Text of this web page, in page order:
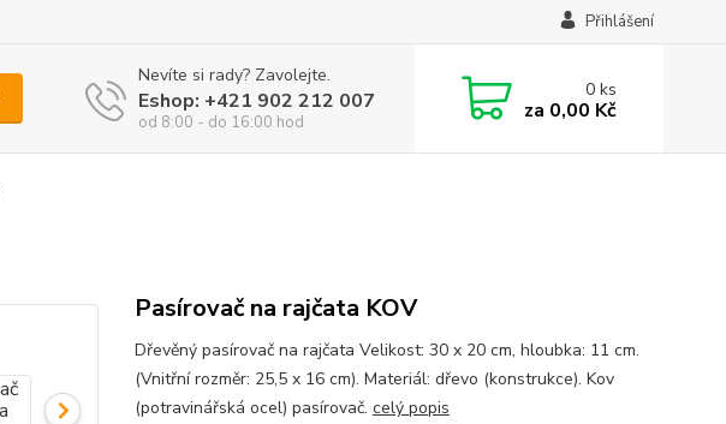
Přihlášení
Nevíte si rady? Zavolejte.
Eshop: +421 902 212 007
od 8:00 - do 16:00 hod
0ks
za 0,00 Kč
Pasírovač na rajčata KOV
Dřevěný pasírovač na rajčata Velikost: 30 x 20 cm, hloubka: 11 cm.
(Vnitřní rozměr: 25,5 x 16 cm). Materiál: dřevo (konstrukce). Kov
(potravinářská ocel) pasírovač. celý popis